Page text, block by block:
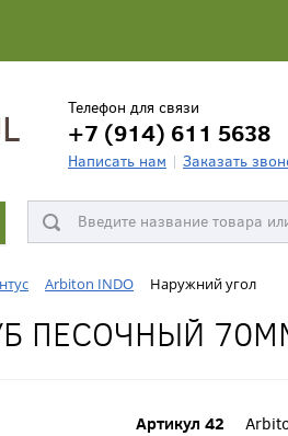
Телефон для связи
+7 (914) 611 5638
Написать нам Заказать
Arbiton INDO Наружний угол
ПЕСОЧНЫЙ
Артикул 42